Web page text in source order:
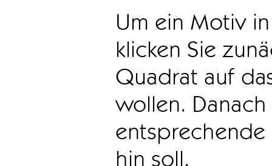
Um ein Motiv
klicken Sie
Quadrat auf
wollen.
hin soll.